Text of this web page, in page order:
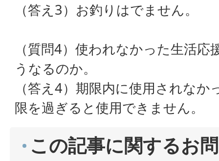
（答え3）お釣りはでません。
（質問4）使われなかった生活
うなるのか。
（答え4）期限内に使用されな
限を過ぎると使用できません。
この記事に関するお